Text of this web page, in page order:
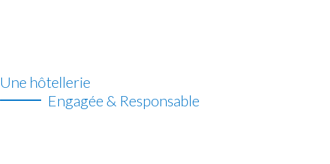
Une hôtellerie
Engagée & Responsable